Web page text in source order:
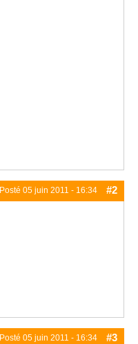
Posté 05 juin 2011 - 16:34 #2
Posté 05 juin 2011 - 16:34 #3